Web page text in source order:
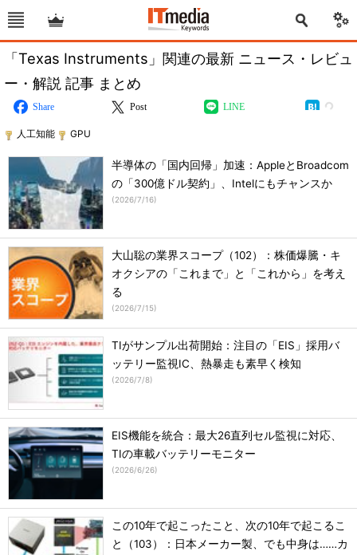
「Texas Instruments」関連の最新 ニュース・レビュ
ー・解説 記事 まとめ
Share Post LINE
人工知能 GPU
半導体の「国内回帰」加速：AppleとBroadcom
の「300億ドル契約」、Intelにもチャンスか
(2026/7/16)
大山聡の業界スコープ（102）：株価爆騰・キ
オクシアの「これまで」と「これから」を考え
る
(2026/7/15)
TIがサンプル出荷開始：注目の「EIS」採用バ
ッテリー監視IC、熱暴走も素早く検知
(2026/7/8)
EIS機能を統合：最大26直列セル監視に対応、
TIの車載バッテリーモニター
(2026/6/26)
この10年で起こったこと、次の10年で起こるこ
と（103）：日本メーカー製、でも中身は……カ